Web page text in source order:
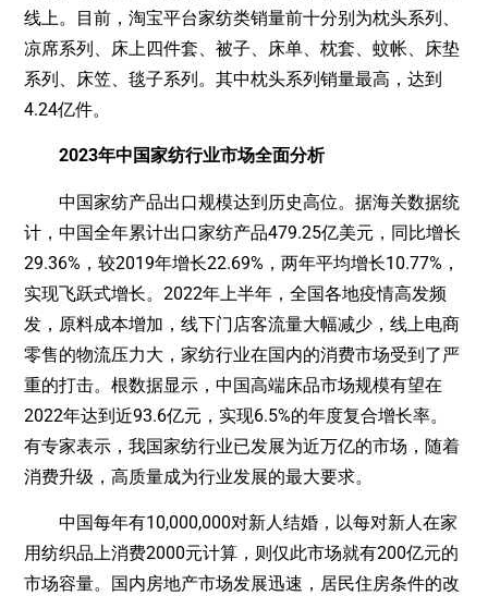
线上。目前，淘宝平台家纺类销量前十分别为枕头系列、
凉席系列、床上四件套、被子、床单、枕套、蚊帐、床垫
系列、床笠、毯子系列。其中枕头系列销量最高，达到
4.24亿件。
2023年中国家纺行业市场全面分析
中国家纺产品出口规模达到历史高位。据海关数据统
计，中国全年累计出口家纺产品479.25亿美元，同比增长
29.36%，较2019年增长22.69%，两年平均增长10.77%，
实现飞跃式增长。2022年上半年，全国各地疫情高发频
发，原料成本增加，线下门店客流量大幅减少，线上电商
零售的物流压力大，家纺行业在国内的消费市场受到了严
重的打击。根数据显示，中国高端床品市场规模有望在
2022年达到近93.6亿元，实现6.5%的年度复合增长率。
有专家表示，我国家纺行业已发展为近万亿的市场，随着
消费升级，高质量成为行业发展的最大要求。
中国每年有10,000,000对新人结婚，以每对新人在家
用纺织品上消费2000元计算，则仅此市场就有200亿元的
市场容量。国内房地产市场发展迅速，居民住房条件的改